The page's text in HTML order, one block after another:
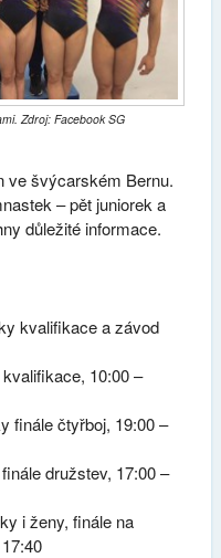
Zdroj: Facebook SG
ve švýcarském Bernu.
– pět juniorek a
důležité informace.
kvalifikace a závod
10:00 –
finále čtyřboj, 19:00 –
družstev, 17:00 –
i ženy, finále na